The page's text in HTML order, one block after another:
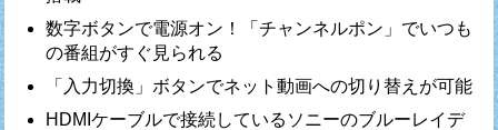
数字ボタンで電源オン！「チャンネルポン」でいつも
の番組がすぐ見られる
「入力切換」ボタンでネット動画への切り替えが可能
HDMIケーブルで接続しているソニーのブルーレイデ